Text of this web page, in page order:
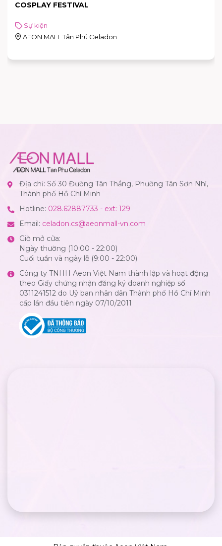
COSPLAY FESTIVAL
Sự kiện
AEON MALL Tân Phú Celadon
Địa chỉ: Số 30 Đường Tân Thắng, Phường Tân Sơn Nhì,
Thành phố Hồ Chí Minh
Hotline: 028.62887733 - ext: 129
Email: celadon.cs@aeonmall-vn.com
Giờ mở cửa:
Ngày thường (10:00 - 22:00)
Cuối tuần và ngày lễ (9:00 - 22:00)
Công ty TNHH Aeon Việt Nam thành lập và hoạt động
theo Giấy chứng nhận đăng ký doanh nghiệp số
0311241512 do Uỷ ban nhân dân Thành phố Hồ Chí Minh
cấp lần đầu tiên ngày 07/10/2011